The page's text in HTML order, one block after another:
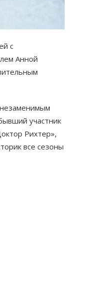
с
Анной
незаменимым
участник
Рихтер»,
все сезоны